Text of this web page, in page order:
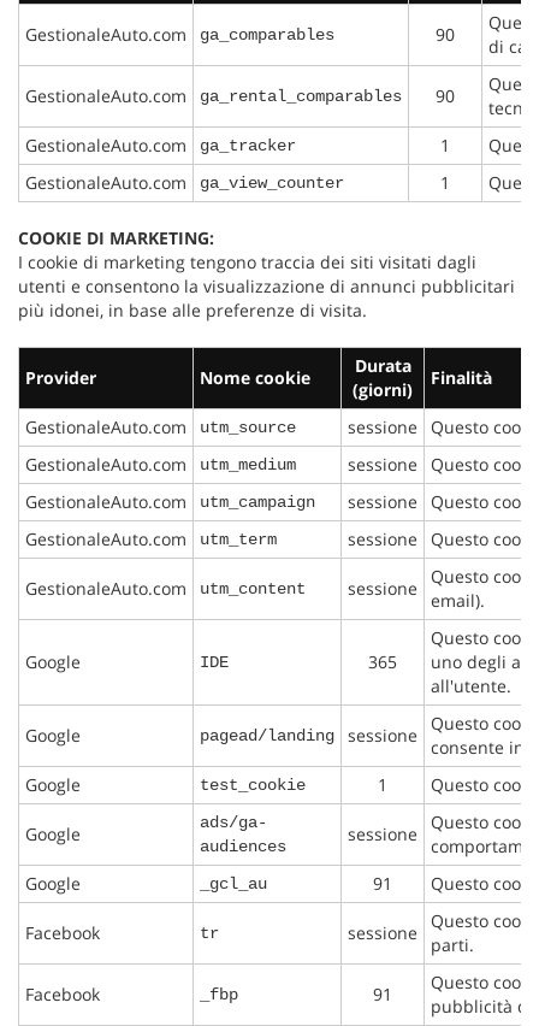
GestionaleAuto.com ga_comparables 90
di
GestionaleAuto.com ga_rental_comparables 90
GestionaleAuto.com
ga_tracker 1
GestionaleAuto.com
ga_view_counter 1
COOKIE DI MARKETING:
I cookie di marketing tengono traccia dei siti visitati dagli
utenti e consentono la visualizzazione di annunci pubblicitari
più idonei, in base alle preferenze di visita.
Provider Nome cookie
Durata
(giorni)
Finalità
GestionaleAuto.com utm_source sessione
Questo
GestionaleAuto.com
utm_medium sessione
Questo
GestionaleAuto.com
utm_campaign sessione
Questo
GestionaleAuto.com
utm_term sessione Questo
GestionaleAuto.com utm_content sessione
Questo
email).
Google IDE 365
Questo
uno degli
all'utente.
Google pagead/landing sessione
Questo
consente
Google
test_cookie 1 Questo
Google
ads/ga-
audiences
sessione
Questo
Google
_gcl_au 91 Questo
Facebook tr sessione
Questo
parti.
Facebook _fbp 91
Questo
pubblicità di